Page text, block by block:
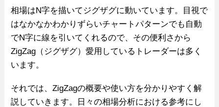
相場はN字を描いてジグザグに動いています。目視で
はなかなかわかりずらいチャートパターンでも自動
でN字に線を引いてくれるので、その便利さから
ZigZag（ジグザグ）愛用しているトレーダーは多く
います。
それでは、ZigZagの概要や使い方を分かりやすく解
説していきます。日々の相場分析における参考にし